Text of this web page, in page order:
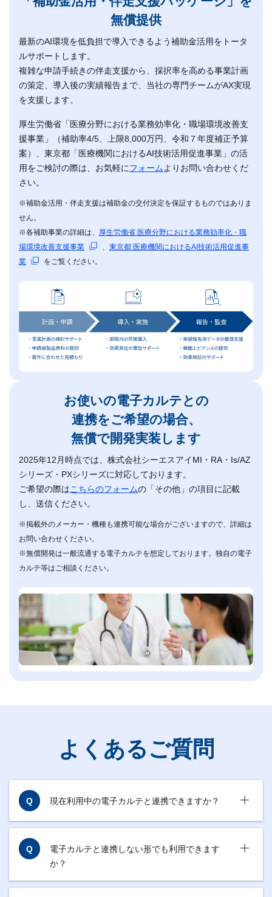
無償提供
最新のAI環境を低負担で導入できるよう補助金活用をトータ
ルサポートします。
複雑な申請手続きの伴走支援から、採択率を高める事業計画
の策定、導入後の実績報告まで、当社の専門チームがAX実現
を支援します。
厚生労働省「医療分野における業務効率化・職場環境改善支
援事業」（補助率4/5、上限8,000万円、令和７年度補正予算
案）、東京都「医療機関におけるAI技術活用促進事業」の活
用をご検討の際は、お気軽にフォームよりお問い合わせくだ
さい。
※補助金活用・伴走支援は補助金の交付決定を保証するものではありま
せん。
※各補助事業の詳細は、 厚生労働省 医療分野における業務効率化・職
場環境改善支援事業
、 東京都 医療機関におけるAI技術活用促進事
業
をご覧ください。
お使いの電子カルテとの
連携をご希望の場合、
無償で開発実装します
2025年12月時点では、株式会社シーエスアイMI・RA・Is/AZ
シリーズ・PXシリーズに対応しております。
ご希望の際はこちらのフォームの「その他」の項目に記載
し、送信ください。
※掲載外のメーカー・機種も連携可能な場合がございますので、詳細は
お問い合わせください。
※無償開発は一般流通する電子カルテを想定しております。独自の電子
カルテ等はご相談ください。
よくあるご質問
現在利用中の電子カルテと連携できますか？
電子カルテと連携しない形でも利用できます
か？